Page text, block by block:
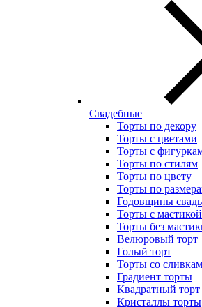
Свадебные
Торты по декору
Торты с цветами
Торты с
Торты по стилям
Торты по цвету
Торты по
Годовщины
Торты с мастикой
Торты без
Велюровый торт
Голый торт
Торты со
Градиент торты
Квадратный торт
Кристаллы торты